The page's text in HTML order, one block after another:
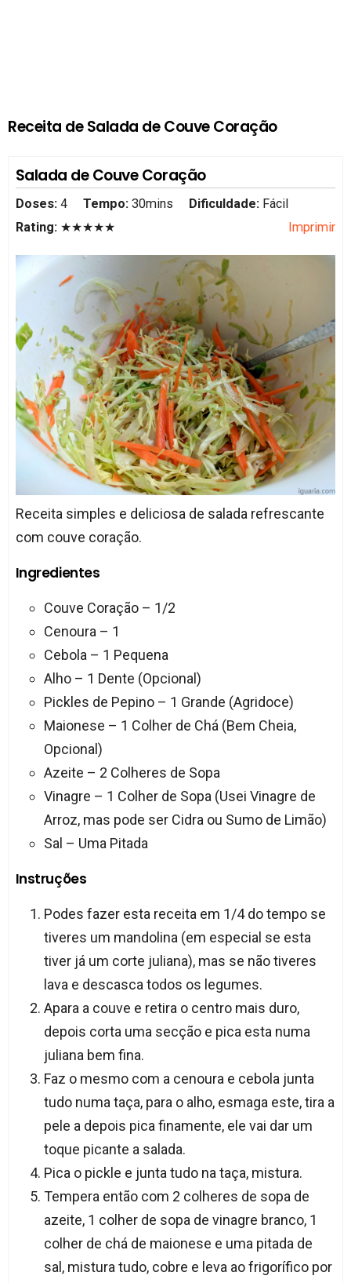
Receita de Salada de Couve Coração
Salada de Couve Coração
Doses: 4 Tempo: 30mins Dificuldade: Fácil
Rating: ★★★★★ Imprimir
Receita simples e deliciosa de salada refrescante
com couve coração.
Ingredientes
Couve Coração – 1/2
Cenoura – 1
Cebola – 1 Pequena
Alho – 1 Dente (Opcional)
Pickles de Pepino – 1 Grande (Agridoce)
Maionese – 1 Colher de Chá (Bem Cheia,
Opcional)
Azeite – 2 Colheres de Sopa
Vinagre – 1 Colher de Sopa (Usei Vinagre de
Arroz, mas pode ser Cidra ou Sumo de Limão)
Sal – Uma Pitada
Instruções
Podes fazer esta receita em 1/4 do tempo se
tiveres um mandolina (em especial se esta
tiver já um corte juliana), mas se não tiveres
lava e descasca todos os legumes.
Apara a couve e retira o centro mais duro,
depois corta uma secção e pica esta numa
juliana bem fina.
Faz o mesmo com a cenoura e cebola junta
tudo numa taça, para o alho, esmaga este, tira a
pele a depois pica finamente, ele vai dar um
toque picante a salada.
Pica o pickle e junta tudo na taça, mistura.
Tempera então com 2 colheres de sopa de
azeite, 1 colher de sopa de vinagre branco, 1
colher de chá de maionese e uma pitada de
sal, mistura tudo, cobre e leva ao frigorífico por